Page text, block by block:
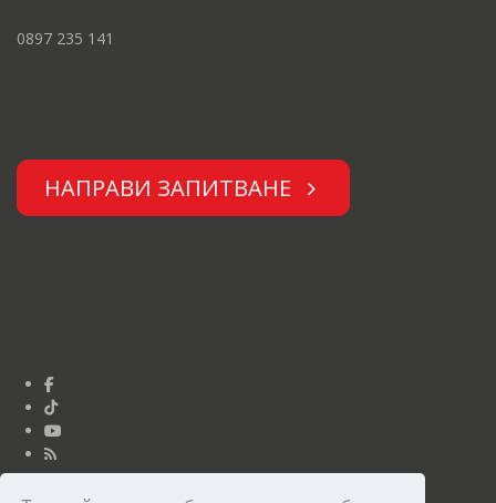
0897 235 141
НАПРАВИ ЗАПИТВАНЕ